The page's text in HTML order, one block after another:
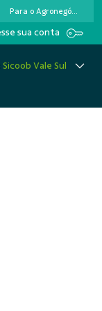
Para o Agronegócio
sua conta
Sicoob Vale Sul